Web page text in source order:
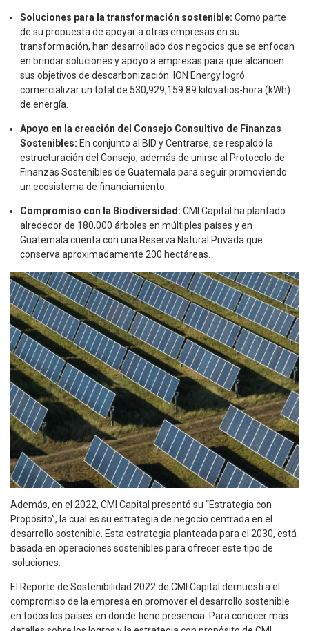
Soluciones para la transformación sostenible: Como parte
de su propuesta de apoyar a otras empresas en su
transformación, han desarrollado dos negocios que se enfocan
en brindar soluciones y apoyo a empresas para que alcancen
sus objetivos de descarbonización. ION Energy logró
comercializar un total de 530,929,159.89 kilovatios-hora (kWh)
de energía.
Apoyo en la creación del Consejo Consultivo de Finanzas
Sostenibles: En conjunto al BID y Centrarse, se respaldó la
estructuración del Consejo, además de unirse al Protocolo de
Finanzas Sostenibles de Guatemala para seguir promoviendo
un ecosistema de financiamiento.
Compromiso con la Biodiversidad: CMI Capital ha plantado
alrededor de 180,000 árboles en múltiples países y en
Guatemala cuenta con una Reserva Natural Privada que
conserva aproximadamente 200 hectáreas.
Además, en el 2022, CMI Capital presentó su “Estrategia con
Propósito”, la cual es su estrategia de negocio centrada en el
desarrollo sostenible. Esta estrategia planteada para el 2030, está
basada en operaciones sostenibles para ofrecer este tipo de
soluciones.
El Reporte de Sostenibilidad 2022 de CMI Capital demuestra el
compromiso de la empresa en promover el desarrollo sostenible
en todos los países en donde tiene presencia. Para conocer más